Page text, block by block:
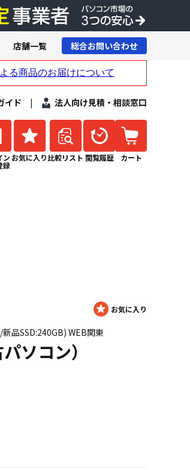
イド | 法人向け見積・相談窓口
ン
録
お気に入り 比較リスト 閲覧履歴 カート
店舗一覧 総合お問い合わせ
品SSD:240GB) WEB関東
ソコン）